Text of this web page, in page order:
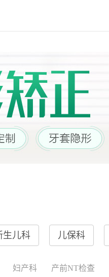
生儿科 儿保科
妇产科 产前NT检查